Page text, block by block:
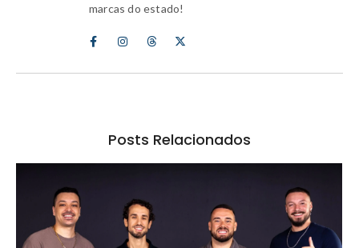
marcas do estado!
Posts Relacionados